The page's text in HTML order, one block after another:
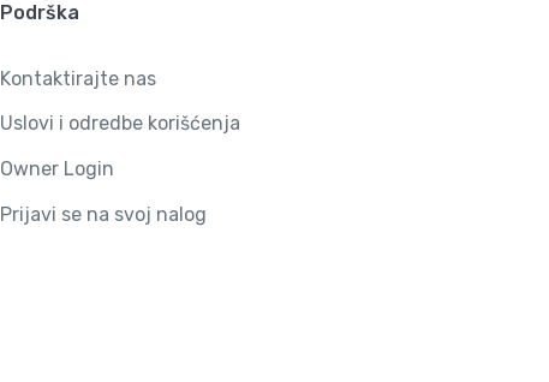
Podrška
Kontaktirajte nas
Uslovi i odredbe korišćenja
Owner Login
Prijavi se na svoj nalog